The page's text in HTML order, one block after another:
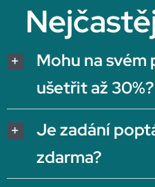
Mohu na
ušetřit až 30%?
Je zadání
zdarma?